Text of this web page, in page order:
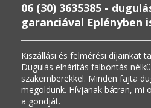
06 (30) 3635385 -
garanciával Eplényben
Kiszállási és felmérési díjainkat
Dugulás elhárítás falbontás
szakemberekkel. Minden fajta
megoldunk. Hívjanak bátran, mi
a gondját.